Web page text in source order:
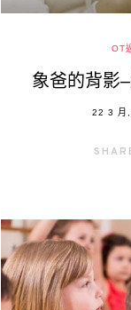
OT
象爸的背影
POSTED
22 3 月